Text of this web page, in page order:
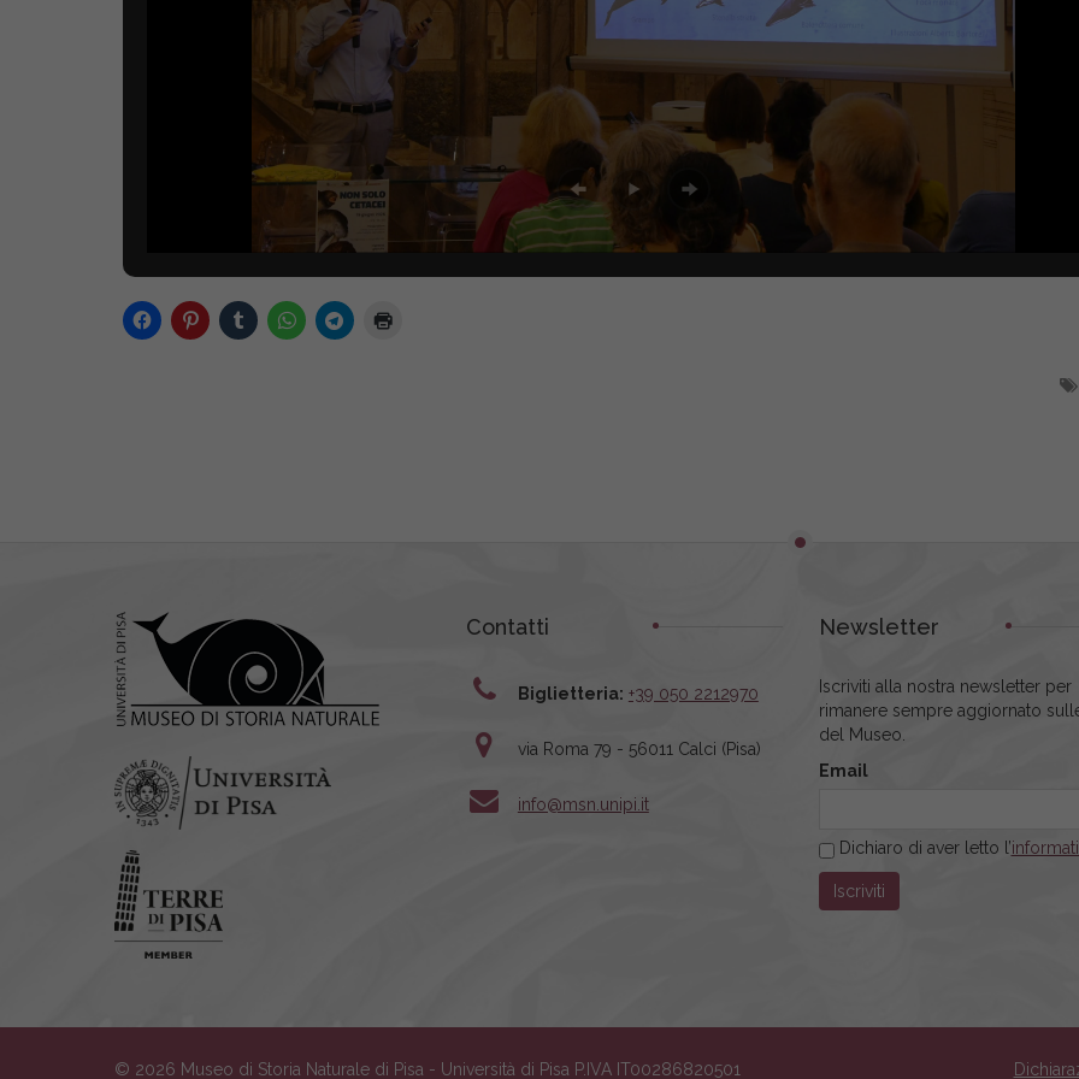
Contatti
Biglietteria: +39 050 2212970
via Roma 79 - 56011 Calci (Pisa)
info@msn.unipi.it
Newsletter
Iscriviti alla nostra newsletter per
rimanere sempre aggiornato
del Museo.
Email
Dichiaro di aver letto l’
© 2026 Museo di Storia Naturale di Pisa - Università di Pisa P.IVA IT00286820501